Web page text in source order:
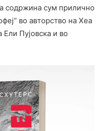
содржина сум прилично
во авторство на Хеа
Пујовска и во